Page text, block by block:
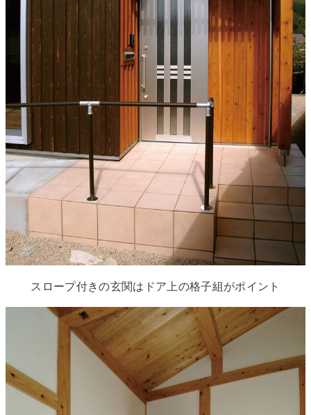
スロープ付きの玄関はドア上の格子組がポイント